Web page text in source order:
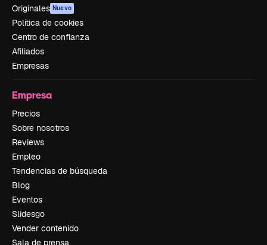
Originales Nuevo
Política de cookies
Centro de confianza
Afiliados
Empresas
Empresa
Precios
Sobre nosotros
Reviews
Empleo
Tendencias de búsqueda
Blog
Eventos
Slidesgo
Vender contenido
Sala de prensa